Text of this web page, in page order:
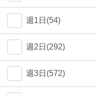
週1日(54)
週2日(292)
週3日(572)